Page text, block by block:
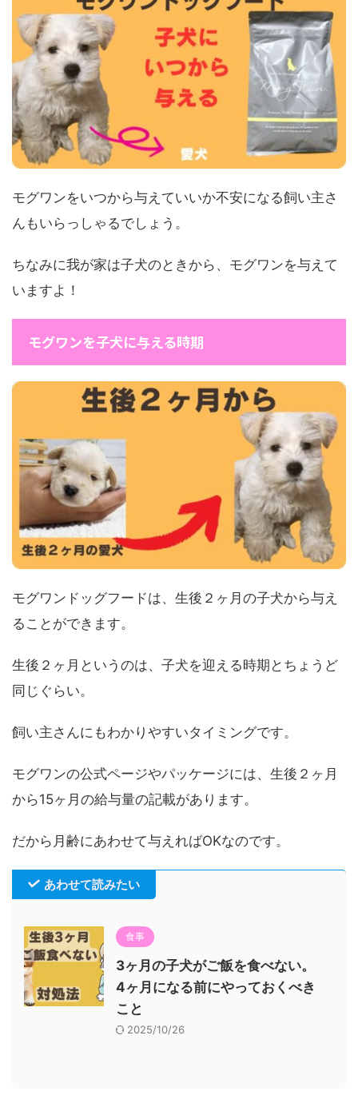
モグワンをいつから与えていいか不安になる飼い主さ
んもいらっしゃるでしょう。
ちなみに我が家は子犬のときから、モグワンを与えて
いますよ！
モグワンを子犬に与える時期
モグワンドッグフードは、生後２ヶ月の子犬から与え
ることができます。
生後２ヶ月というのは、子犬を迎える時期とちょうど
同じぐらい。
飼い主さんにもわかりやすいタイミングです。
モグワンの公式ページやパッケージには、生後２ヶ月
から15ヶ月の給与量の記載があります。
だから月齢にあわせて与えればOKなのです。
あわせて読みたい
食事
3ヶ月の子犬がご飯を食べない。
4ヶ月になる前にやっておくべき
こと
2025/10/26